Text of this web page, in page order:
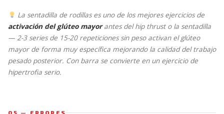
La sentadilla de rodillas es uno de los mejores ejercicios de
activación del glúteo mayorantes del hip thrust o la sentadilla
— 2-3 series de 15-20 repeticiones sin peso activan el glúteo
mayor de forma muy específica mejorando la calidad del trabajo
pesado posterior. Con barra se convierte en un ejercicio de
hipertrofia serio.
05 — ERRORES